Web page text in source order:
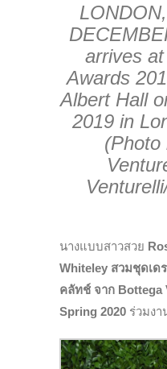
arrives
Awards
Albert Hall
2019 in
(Photo
นางแบบสาวสวย R
Whiteley สวมชุดเด
คลัทช์ จาก Bottega
Spring 2020 ร่วมงา